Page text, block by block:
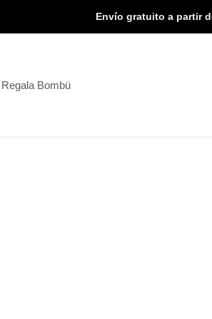
Envío gratuito a partir
Regala Bombü